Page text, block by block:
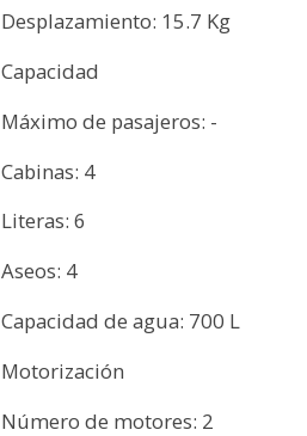
Desplazamiento: 15.7 Kg
Capacidad
Máximo de pasajeros: -
Cabinas: 4
Literas: 6
Aseos: 4
Capacidad de agua: 700 L
Motorización
Número de motores: 2